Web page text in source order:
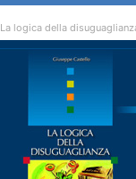
La logica della